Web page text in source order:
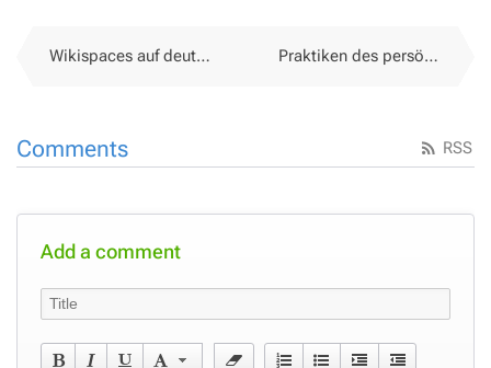
Wikispaces auf deutsch Praktiken des persönlichen Wissensmanagements
RSS
Comments
Add a comment